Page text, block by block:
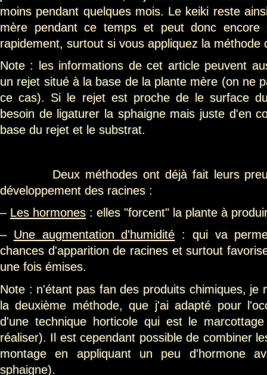
moins pendant quelques mois. Le keiki reste
mère pendant ce temps et peut donc encore
rapidement, surtout si vous appliquez la méthode
Note : les informations de cet article peuvent
un rejet situé à la base de la plante mère (on ne
ce cas). Si le rejet est proche de le surface
besoin de ligaturer la sphaigne mais juste d'en
base du rejet et le substrat.
Deux méthodes ont déjà fait leurs
développement des racines :
– Les hormones : elles "forcent" la plante à
– Une augmentation d'humidité : qui va
chances d'apparition de racines et surtout
une fois émises.
Note : n'étant pas fan des produits chimiques, je
la deuxième méthode, que j'ai adapté pour
d'une technique horticole qui est le
réaliser). Il est cependant possible de combiner
montage en appliquant un peu d'hormone
sphaigne).